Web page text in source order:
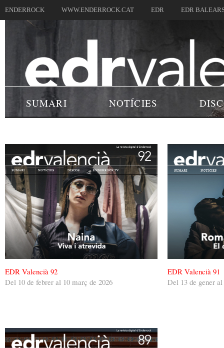
ENDERROCK WWW.ENDERROCK.CAT EDR EDR
SUMARI NOTÍCIES
EDR Valencià 92
Del 10 de febrer al 10 març de 2026
EDR Valencià 91
Del 13 de gener